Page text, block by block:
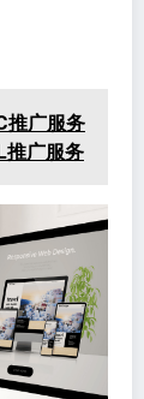
推广服务
推广服务